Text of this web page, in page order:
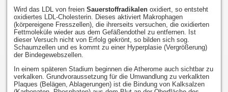
Wird das LDL von freien Sauerstoffradikalenoxidiert, so entsteht
oxidiertes LDL-Cholesterin. Dieses aktiviert Makrophagen
(körpereigene Fresszellen), die ihrerseits versuchen, die oxidierten
Fettmoleküle wieder aus dem Gefäßendothel zu entfernen. Ist
dieser Versuch nicht von Erfolg gekrönt, so bilden sich sog.
Schaumzellen und es kommt zu einer Hyperplasie (Vergrößerung)
der Bindegewebszellen.
In einem späteren Stadium beginnen die Atherome auch sichtbar zu
verkalken. Grundvoraussetzung für die Umwandlung zu verkalkten
Plaques (Belägen, Ablagerungen) ist die Bindung von Kalksalzen